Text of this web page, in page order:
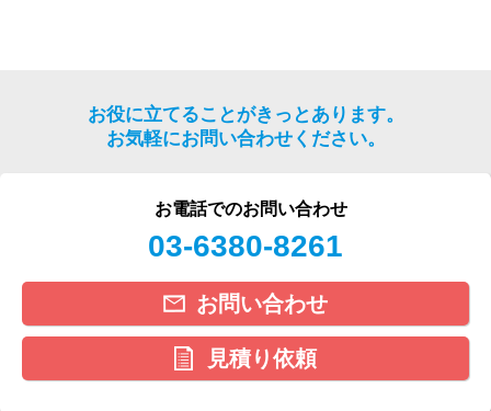
お役に立てることがきっとあります。
お気軽にお問い合わせください。
お電話でのお問い合わせ
03-6380-8261
お問い合わせ
見積り依頼